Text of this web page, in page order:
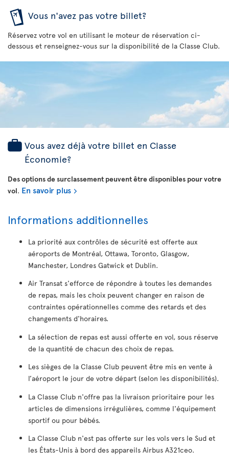
Vous n'avez pas votre billet?
Réservez votre vol en utilisant le moteur de réservation ci-
dessous et renseignez-vous sur la disponibilité de la Classe Club.
Vous avez déjà votre billet en Classe
Économie?
Des options de surclassement peuvent être disponibles pour votre
vol. En savoir plus
Informations additionnelles
La priorité aux contrôles de sécurité est offerte aux
aéroports de Montréal, Ottawa, Toronto, Glasgow,
Manchester, Londres Gatwick et Dublin.
Air Transat s'efforce de répondre à toutes les demandes
de repas, mais les choix peuvent changer en raison de
contraintes opérationnelles comme des retards et des
changements d'horaires.
La sélection de repas est aussi offerte en vol, sous réserve
de la quantité de chacun des choix de repas.
Les sièges de la Classe Club peuvent être mis en vente à
l’aéroport le jour de votre départ (selon les disponibilités).
La Classe Club n'offre pas la livraison prioritaire pour les
articles de dimensions irrégulières, comme l'équipement
sportif ou pour bébés.
La Classe Club n'est pas offerte sur les vols vers le Sud et
les États-Unis à bord des appareils Airbus A321ceo.